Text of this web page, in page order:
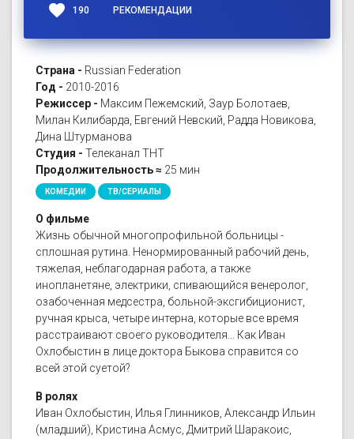
favorite 190 РЕКОМЕНДАЦИИ
Страна - Russian Federation
Год - 2010-2016
Режиссер - Максим Пежемский, Заур Болотаев,
Милан Килибарда, Евгений Невский, Радда Новикова,
Дина Штурманова
Студия - Телеканал ТНТ
Продолжительность ≈ 25 мин
КОМЕДИИ ТВ/СЕРИАЛЫ
О фильме
Жизнь обычной многопрофильной больницы -
сплошная рутина. Ненормированный рабочий день,
тяжелая, неблагодарная работа, а также
инопланетяне, электрики, спивающийся венеролог,
озабоченная медсестра, больной-эксгибиционист,
ручная крыса, четыре интерна, которые все время
расстраивают своего руководителя... Как Иван
Охлобыстин в лице доктора Быкова справится со
всей этой суетой?
В ролях
Иван Охлобыстин, Илья Глинников, Александр Ильин
(младший), Кристина Асмус, Дмитрий Шаракоис,